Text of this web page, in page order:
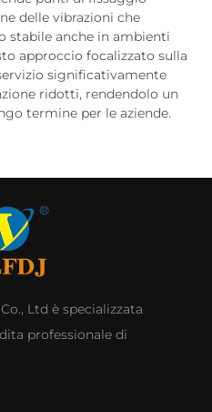
delle vibrazioni che
stabile anche in ambienti
approccio focalizzato sulla
significativamente
ridotti, rendendolo un
termine per le aziende.
Ltd è specializzata
professionale di